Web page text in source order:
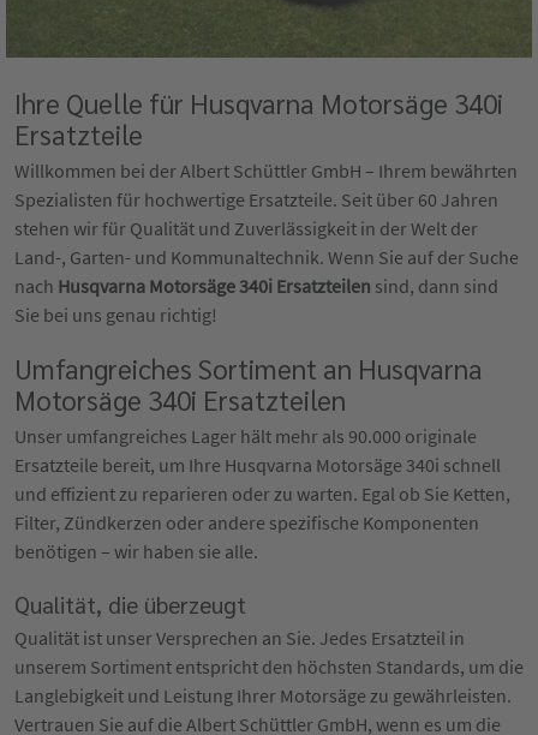
Ihre Quelle für Husqvarna Motorsäge 340i
Ersatzteile
Willkommen bei der Albert Schüttler GmbH – Ihrem bewährten
Spezialisten für hochwertige Ersatzteile. Seit über 60 Jahren
stehen wir für Qualität und Zuverlässigkeit in der Welt der
Land-, Garten- und Kommunaltechnik. Wenn Sie auf der Suche
nach Husqvarna Motorsäge 340i Ersatzteilen sind, dann sind
Sie bei uns genau richtig!
Umfangreiches Sortiment an Husqvarna
Motorsäge 340i Ersatzteilen
Unser umfangreiches Lager hält mehr als 90.000 originale
Ersatzteile bereit, um Ihre Husqvarna Motorsäge 340i schnell
und effizient zu reparieren oder zu warten. Egal ob Sie Ketten,
Filter, Zündkerzen oder andere spezifische Komponenten
benötigen – wir haben sie alle.
Qualität, die überzeugt
Qualität ist unser Versprechen an Sie. Jedes Ersatzteil in
unserem Sortiment entspricht den höchsten Standards, um die
Langlebigkeit und Leistung Ihrer Motorsäge zu gewährleisten.
Vertrauen Sie auf die Albert Schüttler GmbH, wenn es um die